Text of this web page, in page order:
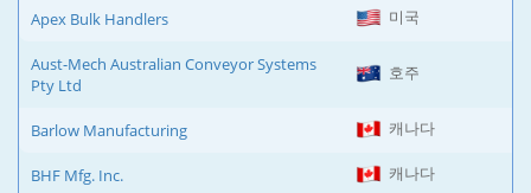
Apex Bulk Handlers 미국
Aust-Mech Australian Conveyor Systems
Pty Ltd
호주
Barlow Manufacturing 캐나다
BHF Mfg. Inc. 캐나다